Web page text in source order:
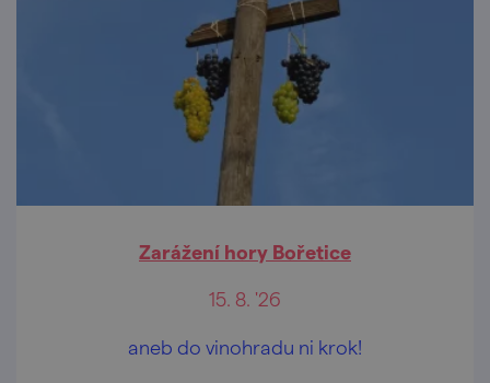
Zarážení hory Bořetice
15. 8. '26
aneb do vinohradu ni krok!